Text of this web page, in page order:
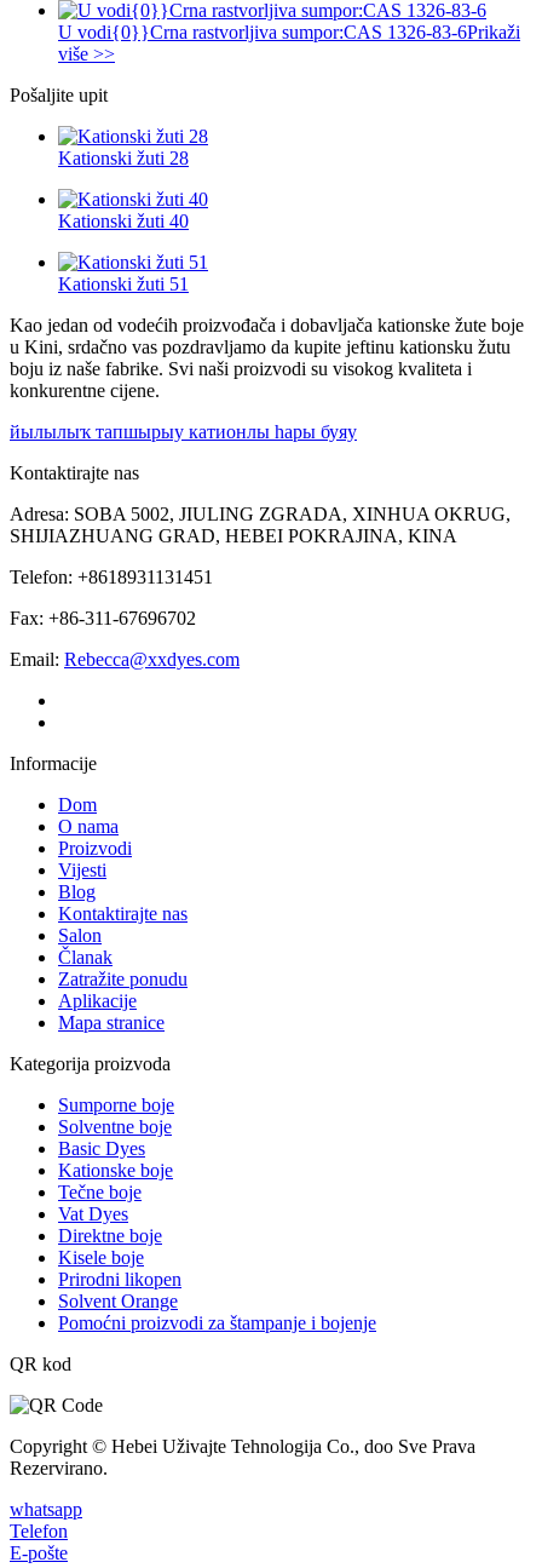
U vodi{0}}Crna rastvorljiva sumpor:CAS 1326-83-6Prikaži
više >>
Pošaljite upit
Kationski žuti 28
Kationski žuti 40
Kationski žuti 51
Kao jedan od vodećih proizvođača i dobavljača kationske žute boje
u Kini, srdačno vas pozdravljamo da kupite jeftinu kationsku žutu
boju iz naše fabrike. Svi naši proizvodi su visokog kvaliteta i
konkurentne cijene.
йылылыҡ тапшырыу катионлы һары буяу
Kontaktirajte nas
Adresa: SOBA 5002, JIULING ZGRADA, XINHUA OKRUG,
SHIJIAZHUANG GRAD, HEBEI POKRAJINA, KINA
Telefon: +8618931131451
Fax: +86-311-67696702
Email: Rebecca@xxdyes.com
Informacije
Dom
O nama
Proizvodi
Vijesti
Blog
Kontaktirajte nas
Salon
Članak
Zatražite ponudu
Aplikacije
Mapa stranice
Kategorija proizvoda
Sumporne boje
Solventne boje
Basic Dyes
Kationske boje
Tečne boje
Vat Dyes
Direktne boje
Kisele boje
Prirodni likopen
Solvent Orange
Pomoćni proizvodi za štampanje i bojenje
QR kod
Copyright © Hebei Uživajte Tehnologija Co., doo Sve Prava
Rezervirano.
whatsapp
Telefon
E-pošte